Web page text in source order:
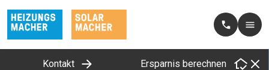
Kontakt Ersparnis berechnen